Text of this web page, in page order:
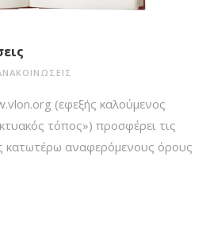
(εφεξής καλούμενος
τόπος») προσφέρει τις
κατωτέρω αναφερόμενους όρους